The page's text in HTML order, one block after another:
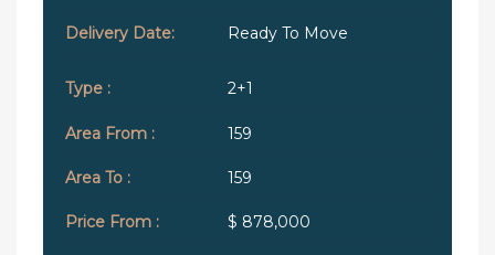
Ready To Move
2+1
159
159
$ 878,000